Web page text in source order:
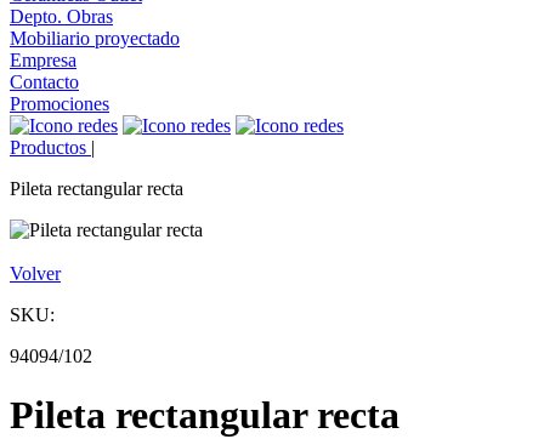
Depto. Obras
Mobiliario proyectado
Empresa
Contacto
Promociones
Productos |
Pileta rectangular recta
Volver
SKU:
94094/102
Pileta rectangular recta